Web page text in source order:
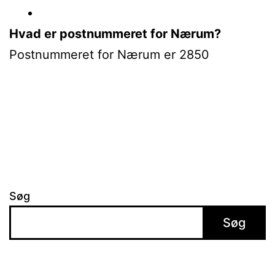
Hvad er postnummeret for Nærum?
Postnummeret for Nærum er 2850
Søg
Søg